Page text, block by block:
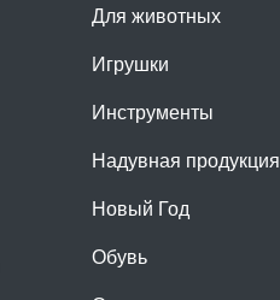
Для животных
Игрушки
Инструменты
Надувная продукция
Новый Год
Обувь